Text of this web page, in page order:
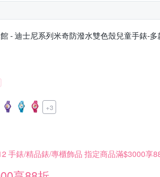
- 迪士尼系列米奇防潑水雙色殼兒童手錶-多
+3
手錶/精品錶/專櫃飾品 指定商品滿$3000享